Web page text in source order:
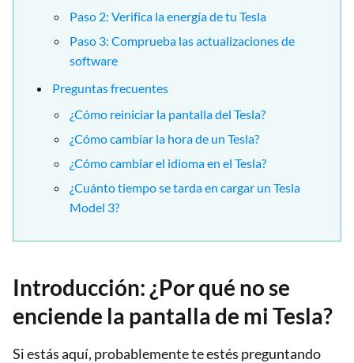
Paso 2: Verifica la energía de tu Tesla
Paso 3: Comprueba las actualizaciones de
software
Preguntas frecuentes
¿Cómo reiniciar la pantalla del Tesla?
¿Cómo cambiar la hora de un Tesla?
¿Cómo cambiar el idioma en el Tesla?
¿Cuánto tiempo se tarda en cargar un Tesla
Model 3?
Introducción: ¿Por qué no se
enciende la pantalla de mi Tesla?
Si estás aquí, probablemente te estés preguntando